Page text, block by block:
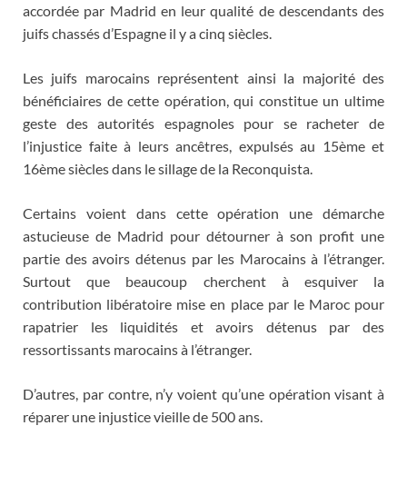
accordée par Madrid en leur qualité de descendants des
juifs chassés d’Espagne il y a cinq siècles.
Les juifs marocains représentent ainsi la majorité des
bénéficiaires de cette opération, qui constitue un ultime
geste des autorités espagnoles pour se racheter de
l’injustice faite à leurs ancêtres, expulsés au 15ème et
16ème siècles dans le sillage de la Reconquista.
Certains voient dans cette opération une démarche
astucieuse de Madrid pour détourner à son profit une
partie des avoirs détenus par les Marocains à l’étranger.
Surtout que beaucoup cherchent à esquiver la
contribution libératoire mise en place par le Maroc pour
rapatrier les liquidités et avoirs détenus par des
ressortissants marocains à l’étranger.
D’autres, par contre, n’y voient qu’une opération visant à
réparer une injustice vieille de 500 ans.